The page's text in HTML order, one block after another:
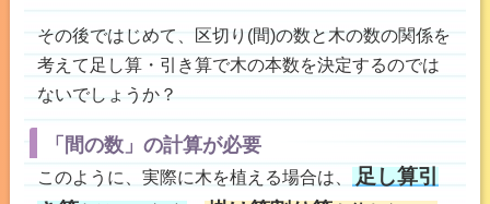
その後ではじめて、区切り(間)の数と木の数の関係を
考えて足し算・引き算で木の本数を決定するのでは
ないでしょうか？
「間の数」の計算が必要
このように、実際に木を植える場合は、
足し算引